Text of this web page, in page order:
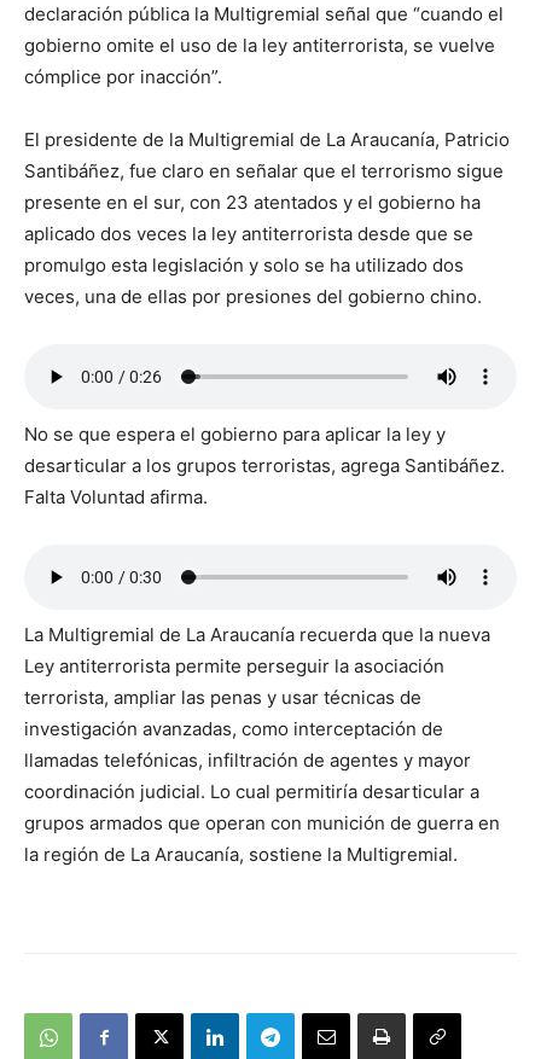
declaración pública la Multigremial señal que “cuando el
gobierno omite el uso de la ley antiterrorista, se vuelve
cómplice por inacción”.
El presidente de la Multigremial de La Araucanía, Patricio
Santibáñez, fue claro en señalar que el terrorismo sigue
presente en el sur, con 23 atentados y el gobierno ha
aplicado dos veces la ley antiterrorista desde que se
promulgo esta legislación y solo se ha utilizado dos
veces, una de ellas por presiones del gobierno chino.
No se que espera el gobierno para aplicar la ley y
desarticular a los grupos terroristas, agrega Santibáñez.
Falta Voluntad afirma.
La Multigremial de La Araucanía recuerda que la nueva
Ley antiterrorista permite perseguir la asociación
terrorista, ampliar las penas y usar técnicas de
investigación avanzadas, como interceptación de
llamadas telefónicas, infiltración de agentes y mayor
coordinación judicial. Lo cual permitiría desarticular a
grupos armados que operan con munición de guerra en
la región de La Araucanía, sostiene la Multigremial.